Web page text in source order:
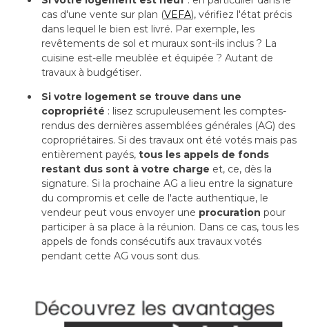
cas d'une vente sur plan (VEFA), vérifiez l'état précis
dans lequel le bien est livré. Par exemple, les
revêtements de sol et muraux sont-ils inclus ? La
cuisine est-elle meublée et équipée ? Autant de
travaux à budgétiser.
Si votre logement se trouve dans une
copropriété : lisez scrupuleusement les comptes-
rendus des dernières assemblées générales (AG) des
copropriétaires. Si des travaux ont été votés mais pas
entièrement payés, tous les appels de fonds
restant dus sont à votre charge et, ce, dès la
signature. Si la prochaine AG a lieu entre la signature
du compromis et celle de l'acte authentique, le
vendeur peut vous envoyer une procuration pour
participer à sa place à la réunion. Dans ce cas, tous les
appels de fonds consécutifs aux travaux votés
pendant cette AG vous sont dus.